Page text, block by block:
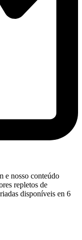
e nosso conteúdo
repletos de
disponíveis en 6